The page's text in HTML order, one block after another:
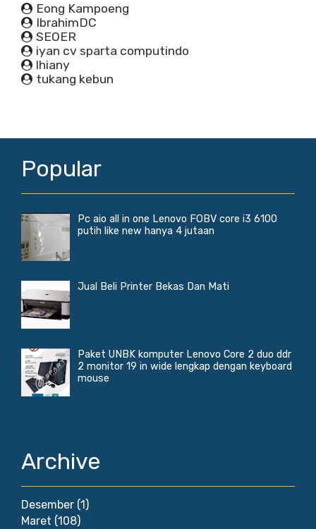
Eong Kampoeng
IbrahimDC
SEOER
iyan cv sparta computindo
lhiany
tukang kebun
Popular
Pc aio all in one Lenovo FOBV core i3 6100
putih like new hanya 4 jutaan
Jual Beli Printer Bekas Dan Mati
Paket UNBK komputer Lenovo Core 2 duo ddr
2 monitor 19 in wide lengkap dengan keyboard
mouse
Archive
Desember (1)
Maret (108)